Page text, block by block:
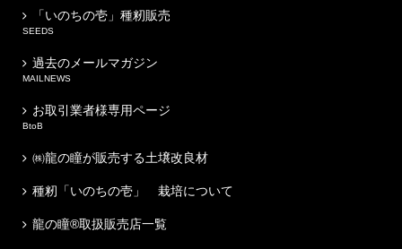
「いのちの壱」種籾販売
SEEDS
過去のメールマガジン
MAILNEWS
お取引業者様専用ページ
BtoB
㈱龍の瞳が販売する土壌改良材
種籾「いのちの壱」 栽培について
龍の瞳®取扱販売店一覧